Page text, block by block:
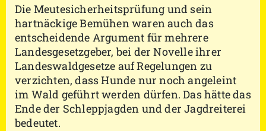
Die Meutesicherheitsprüfung und sein
hartnäckige Bemühen waren auch das
entscheidende Argument für mehrere
Landesgesetzgeber, bei der Novelle ihrer
Landeswaldgesetze auf Regelungen zu
verzichten, dass Hunde nur noch angeleint
im Wald geführt werden dürfen. Das hätte das
Ende der Schleppjagden und der Jagdreiterei
bedeutet.